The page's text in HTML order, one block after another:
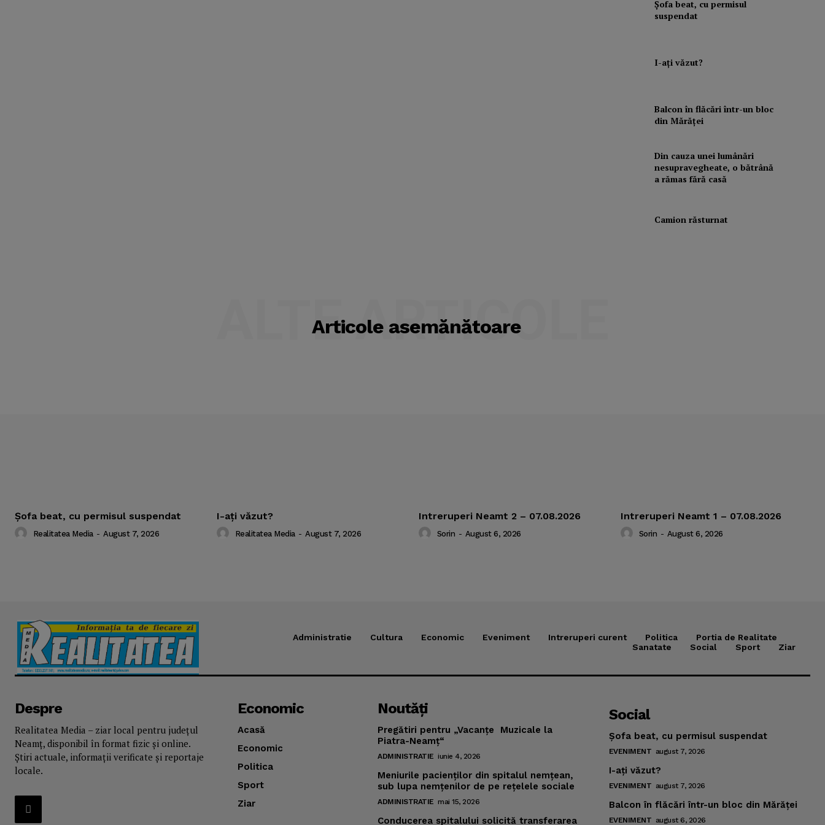
Şofa beat, cu permisul
suspendat
I-aţi văzut?
Balcon în flăcări într-un bloc
din Mărăţei
Din cauza unei lumânări
nesupravegheate, o bătrână
a rămas fără casă
Camion răsturnat
Articole asemănătoare
ALTE ARTICOLE
Şofa beat, cu permisul suspendat
Realitatea Media - August 7, 2026
I-aţi văzut?
Realitatea Media - August 7, 2026
Intreruperi Neamt 2 – 07.08.2026
Sorin - August 6, 2026
Intreruperi Neamt 1 – 07.08.2026
Sorin - August 6, 2026
Administratie Cultura Economic Eveniment Intreruperi curent Politica
Portia de Realitate
Sanatate
Social Sport Ziar
Despre
Realitatea Media – ziar local pentru județul
Neamț, disponibil în format fizic și online.
Știri actuale, informații verificate și reportaje
locale.
Economic
Acasă
Economic
Politica
Sport
Ziar
Noutăţi
Pregătiri pentru „Vacanţe Muzicale la
Piatra-Neamţ“
ADMINISTRATIE iunie 4, 2026
Meniurile pacienţilor din spitalul nemţean,
sub lupa nemţenilor de pe reţelele sociale
ADMINISTRATIE mai 15, 2026
Conducerea spitalului solicită transferarea
Social
Şofa beat, cu permisul suspendat
EVENIMENT august 7, 2026
I-aţi văzut?
EVENIMENT august 7, 2026
Balcon în flăcări într-un bloc din Mărăţei
EVENIMENT august 6, 2026